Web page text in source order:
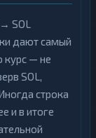
SOL
дают самый
курс — не
SOL,
строка
и в итоге